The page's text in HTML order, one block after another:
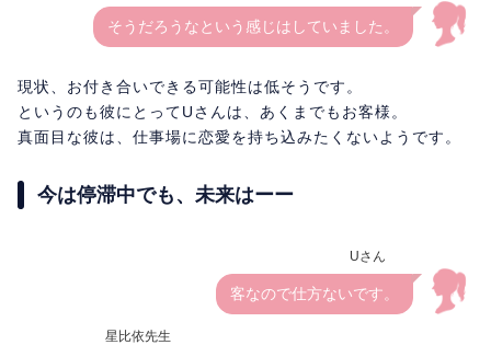
そうだろうなという感じはしていました。
現状、お付き合いできる可能性は低そうです。
というのも彼にとってUさんは、あくまでもお客様。
真面目な彼は、仕事場に恋愛を持ち込みたくないようです。
今は停滞中でも、未来はーー
Uさん
客なので仕方ないです。
星比依先生